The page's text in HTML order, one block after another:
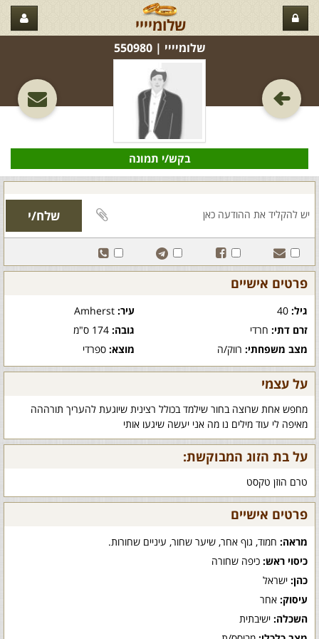
שלומיייי
שלומיייי‏ | 550980
בקש/י תמונה
פרטים אישיים
גיל: עיר:Amherst
זרם דתי: חרדי גובה:174 ס"מ
מצב משפחתי: רווק/ה מוצא:ספרדי
על עצמי
מחפש אחת שרוצה בחור שילמד בכולל רצינית שיוגעת להעריך תורההה
מאיפה לי עוד מילים נו מה אני יעשה שיגעו אותי
על בת הזוג המבוקשת:
טרם הוזן טקסט
פרטים אישיים
מראה: חמוד, גוף אחר, שיער שחור, עיניים שחורות.
כיסוי ראש: כיפה שחורה
כהן: ישראל
עיסוק: אחר
השכלה: ישיבתית